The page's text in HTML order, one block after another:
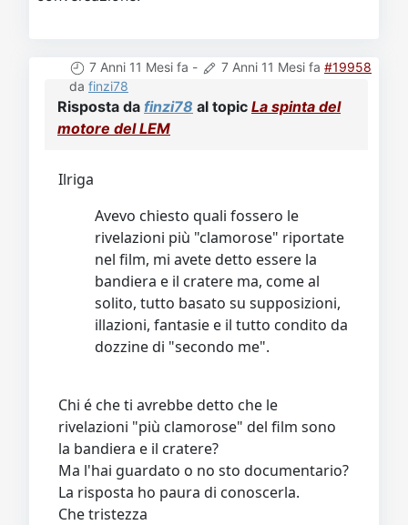
7 Anni 11 Mesi fa - 7 Anni 11 Mesi fa #19958
da finzi78
Risposta da finzi78 al topic La spinta del
motore del LEM
Ilriga
Avevo chiesto quali fossero le
rivelazioni più "clamorose" riportate
nel film, mi avete detto essere la
bandiera e il cratere ma, come al
solito, tutto basato su supposizioni,
illazioni, fantasie e il tutto condito da
dozzine di "secondo me".
Chi é che ti avrebbe detto che le
rivelazioni "più clamorose" del film sono
la bandiera e il cratere?
Ma l'hai guardato o no sto documentario?
La risposta ho paura di conoscerla.
Che tristezza